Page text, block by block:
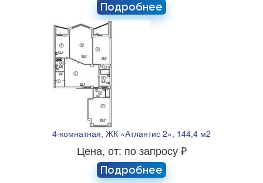
Подробнее
4-комнатная, ЖК «Атлантис 2», 144,4 м2
Цена, от: по запросу ₽
Подробнее